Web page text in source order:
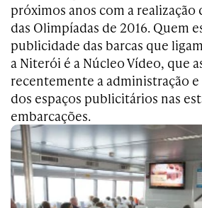
próximos anos com a realização
das Olimpíadas de 2016. Quem
publicidade das barcas que
a Niterói é a Núcleo Vídeo, que
recentemente a administração
dos espaços publicitários nas
embarcações.